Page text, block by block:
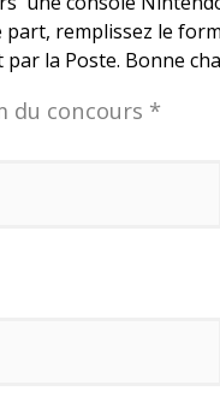
remplissez le
la Poste. Bonne
du concours *